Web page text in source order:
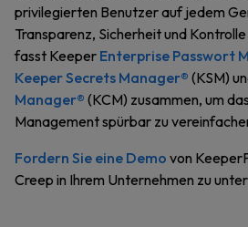
privilegierten Benutzer auf jedem
Transparenz, Sicherheit und
fasst Keeper Enterprise Passwort
Keeper Secrets Manager® (KSM)
Manager® (KCM) zusammen, um
Management spürbar zu
Fordern Sie eine Demo von
Creep in Ihrem Unternehmen zu